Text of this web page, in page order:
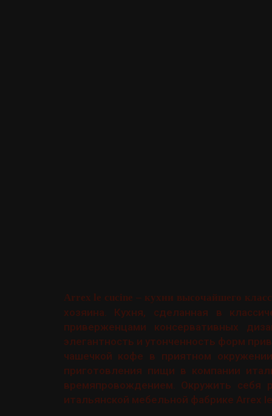
Arrex le cucine – кухни высочайшего
хозяина. Кухня, сделанная в
приверженцами консервативных
элегантность и утонченность форм
чашечкой кофе в приятном
приготовления пищи в компании
времяпровождением. Окружить себя
итальянской мебельной фабрике Arrex